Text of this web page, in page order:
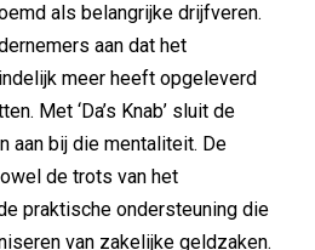
als belangrijke drijfveren.
aan dat het
meer heeft opgeleverd
Met ‘Da’s Knab’ sluit de
aan bij die mentaliteit. De
de trots van het
praktische ondersteuning die
van zakelijke geldzaken.